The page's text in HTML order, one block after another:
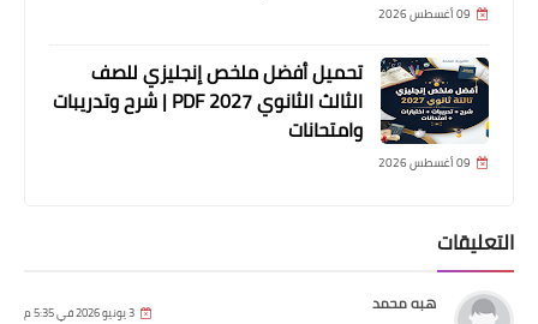
09 أغسطس 2026
تحميل أفضل ملخص إنجليزي للصف
الثالث الثانوي 2027 PDF | شرح وتدريبات
وامتحانات
09 أغسطس 2026
التعليقات
هبه محمد 3 يونيو 2026 في 5:35 م